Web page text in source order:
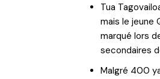
Tua
mais le jeune
marqué lors
secondaires
Malgré 400